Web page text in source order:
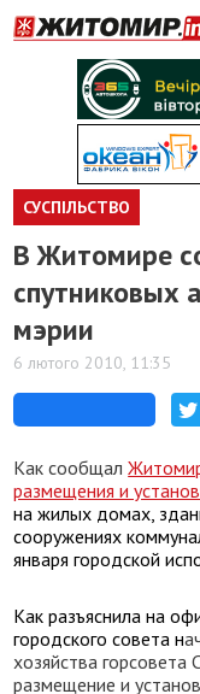
СУСПІЛЬСТВО
В Житомире
спутниковых
мэрии
6 лютого 2010, 11:35
Как сообщал
размещения и
на жилых домах,
сооружениях
января городской
Как разъяснила на
городского совета н
хозяйства горсовета
размещение и